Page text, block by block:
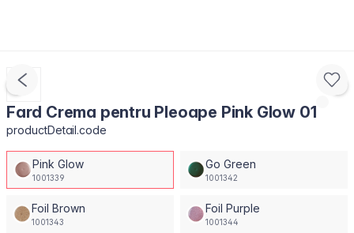
Fard Crema pentru Pleoape Pink Glow 01
productDetail.code
Pink Glow
1001339
Go Green
1001342
Foil Brown
1001343
Foil Purple
1001344